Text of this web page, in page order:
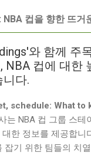
컵을 향한 뜨거
와 함께 주
NBA 컵에 대한
다.
schedule: What to
는 NBA 컵 그룹 스테
한 정보를 제공합니
잡기 위한 팀들의 치